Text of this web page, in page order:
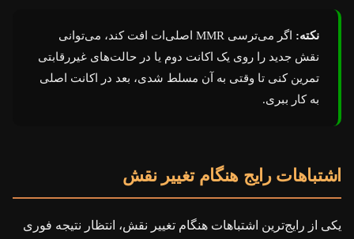
نکته:
اگر می‌ترسی MMR اصلی‌ات افت کند، می‌توانی
نقش جدید را روی یک اکانت دوم یا در حالت‌های غیررقابتی
تمرین کنی تا وقتی به آن مسلط شدی، بعد در اکانت اصلی
به کار ببری.
اشتباهات رایج هنگام تغییر نقش
یکی از رایج‌ترین اشتباهات هنگام تغییر نقش، انتظار نتیجه فوری